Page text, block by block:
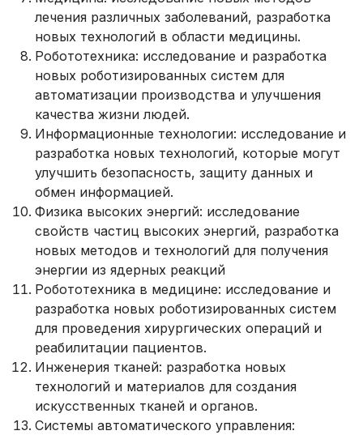
лечения различных заболеваний, разработка
новых технологий в области медицины.
Робототехника: исследование и разработка
новых роботизированных систем для
автоматизации производства и улучшения
качества жизни людей.
Информационные технологии: исследование и
разработка новых технологий, которые могут
улучшить безопасность, защиту данных и
обмен информацией.
Физика высоких энергий: исследование
свойств частиц высоких энергий, разработка
новых методов и технологий для получения
энергии из ядерных реакций
Робототехника в медицине: исследование и
разработка новых роботизированных систем
для проведения хирургических операций и
реабилитации пациентов.
Инженерия тканей: разработка новых
технологий и материалов для создания
искусственных тканей и органов.
Системы автоматического управления: